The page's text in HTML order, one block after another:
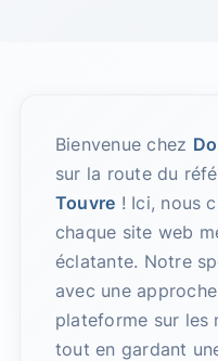
Bienvenue chez
sur la route du
Touvre ! Ici, nous
chaque site web
éclatante. Notre
avec une
plateforme sur les
tout en gardant